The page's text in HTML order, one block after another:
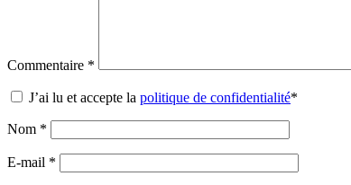
Commentaire *
J’ai lu et accepte la politique de confidentialité*
Nom *
E-mail *